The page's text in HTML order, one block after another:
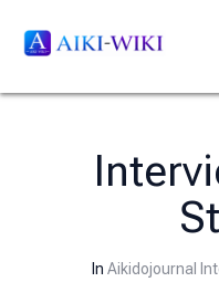
In Aikidojournal